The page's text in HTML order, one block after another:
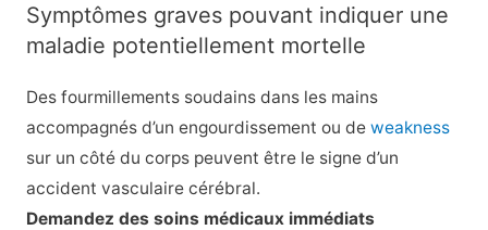
Symptômes graves pouvant indiquer une
maladie potentiellement mortelle
Des fourmillements soudains dans les mains
accompagnés d’un engourdissement ou de weakness
sur un côté du corps peuvent être le signe d’un
accident vasculaire cérébral.
Demandez des soins médicaux immédiats